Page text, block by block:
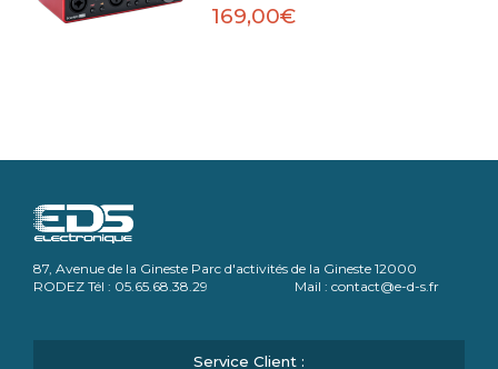
169,00€
87, Avenue de la Gineste Parc d'activités de la Gineste 12000
RODEZ Tél : 05.65.68.38.29 Mail : contact@e-d-s.fr